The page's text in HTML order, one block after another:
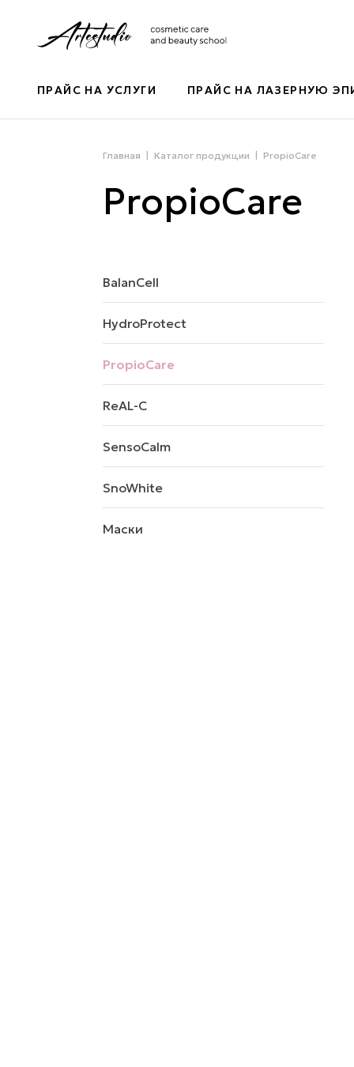
ПРАЙС НА УСЛУГИ ПРАЙС НА ЛАЗЕРНУЮ
Главная Каталог продукции PropioCare
PropioCare
BalanCell
HydroProtect
PropioCare
ReAL-C
SensoCalm
SnoWhite
Маски